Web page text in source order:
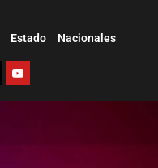
Estado Nacionales